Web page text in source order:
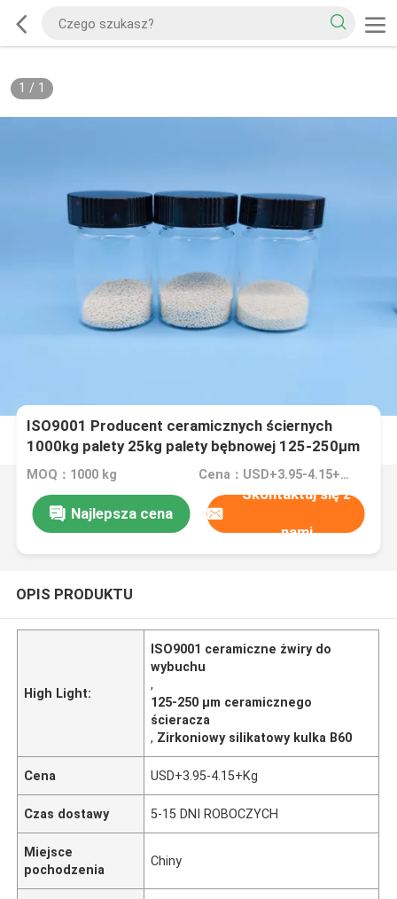
1 / 1
ISO9001 Producent ceramicznych ściernych
1000kg palety 25kg palety bębnowej 125-250μm
ceramiczne żwiry B60 B120 B40
MOQ：1000 kg Cena：USD+3.95-4.15+Kg
Najlepsza cena
Skontaktuj się z
nami
OPIS PRODUKTU
High Light:
ISO9001 ceramiczne żwiry do
wybuchu
,
125-250 μm ceramicznego
ścieracza
, Zirkoniowy silikatowy kulka B60
Cena USD+3.95-4.15+Kg
Czas dostawy 5-15 DNI ROBOCZYCH
Miejsce
pochodzenia
Chiny